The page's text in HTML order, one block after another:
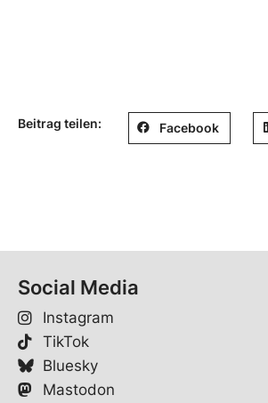
Beitrag teilen: Facebook
Social Media
Instagram
TikTok
Bluesky
Mastodon